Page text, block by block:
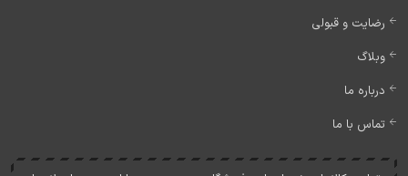
رضایت و قبولی
وبلاگ
درباره ما
تماس با ما